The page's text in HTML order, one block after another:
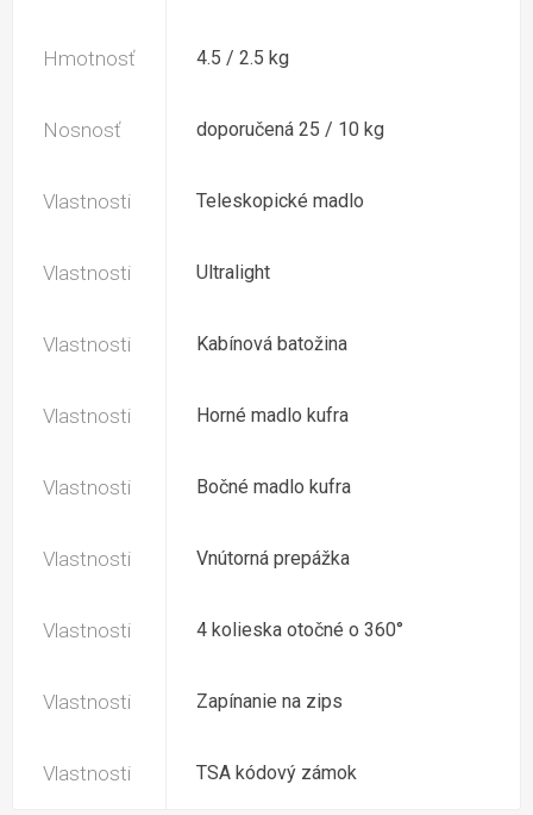
Hmotnosť 4.5 / 2.5 kg
Nosnosť doporučená 25 / 10 kg
Vlastnosti Teleskopické madlo
Vlastnosti Ultralight
Vlastnosti Kabínová batožina
Vlastnosti Horné madlo kufra
Vlastnosti Bočné madlo kufra
Vlastnosti Vnútorná prepážka
Vlastnosti 4 kolieska otočné o 360°
Vlastnosti Zapínanie na zips
Vlastnosti TSA kódový zámok